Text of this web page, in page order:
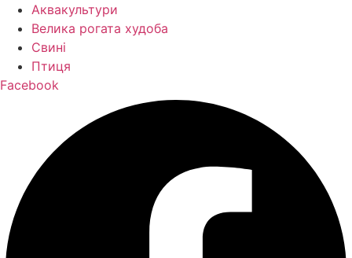
Аквакультури
Велика рогата худоба
Свині
Птиця
Facebook